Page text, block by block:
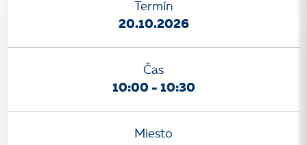
Termín
20.10.2026
Čas
10:00 - 10:30
Miesto